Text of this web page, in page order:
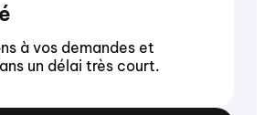
à vos demandes et
un délai très court.